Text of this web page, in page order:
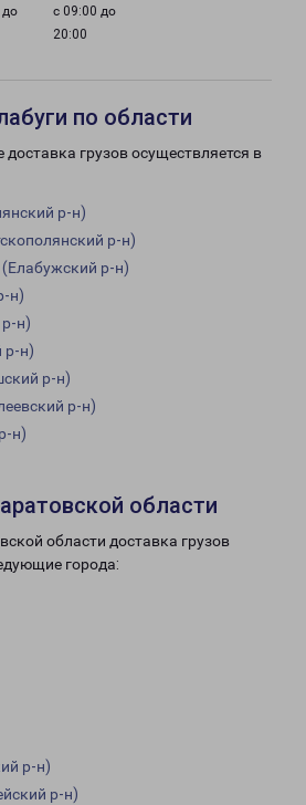
до
с 09:00 до
20:00
по области
грузов осуществляется в
р-н)
р-н)
р-н)
н)
н)
р-н)
р-н)
р-н)
н)
области
области доставка грузов
города:
р-н)
р-н)